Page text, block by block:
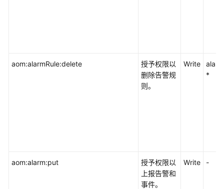
aom:alarmRule:delete
授予权限以
删除告警规
则。
Write
*
aom:alarm:put
授予权限以
上报告警和
事件。
Write -